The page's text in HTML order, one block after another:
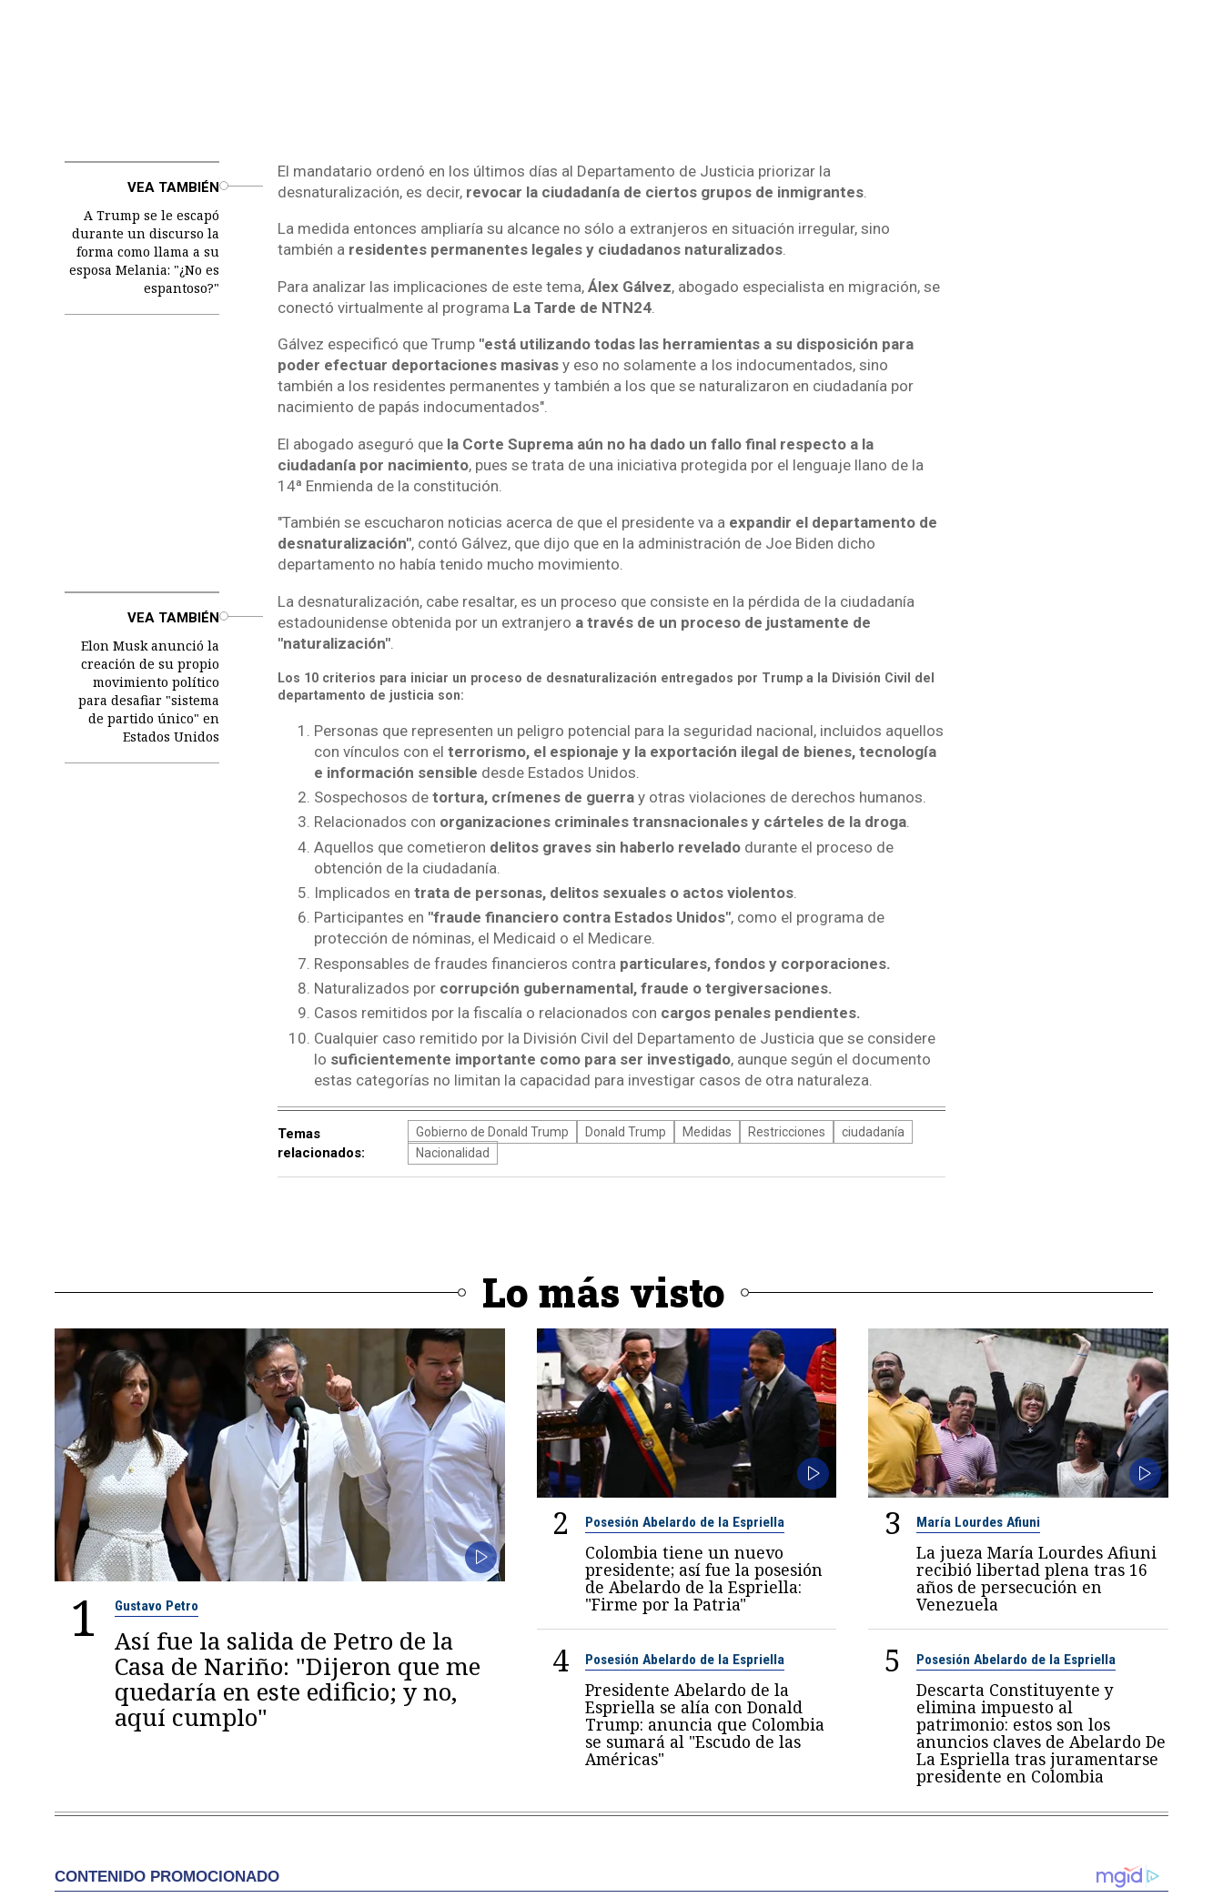
VEA TAMBIÉN
A Trump se le escapó
durante un discurso la
forma como llama a su
esposa Melania: "¿No es
espantoso?"
El mandatario ordenó en los últimos días al Departamento de Justicia priorizar la
desnaturalización, es decir, revocar la ciudadanía de ciertos grupos de inmigrantes.
La medida entonces ampliaría su alcance no sólo a extranjeros en situación irregular, sino
también a residentes permanentes legales y ciudadanos naturalizados.
Para analizar las implicaciones de este tema, Álex Gálvez, abogado especialista en migración, se
conectó virtualmente al programa La Tarde de NTN24.
Gálvez especificó que Trump "está utilizando todas las herramientas a su disposición para
poder efectuar deportaciones masivasy eso no solamente a los indocumentados, sino
también a los residentes permanentes y también a los que se naturalizaron en ciudadanía por
nacimiento de papás indocumentados".
El abogado aseguró que la Corte Suprema aún no ha dado un fallo final respecto a la
ciudadanía por nacimiento, pues se trata de una iniciativa protegida por el lenguaje llano de la
14ª Enmienda de la constitución.
"También se escucharon noticias acerca de que el presidente va a expandir el departamento de
desnaturalización", contó Gálvez, que dijo que en la administración de Joe Biden dicho
departamento no había tenido mucho movimiento.
VEA TAMBIÉN
Elon Musk anunció la
creación de su propio
movimiento político
para desafiar "sistema
de partido único" en
Estados Unidos
La desnaturalización, cabe resaltar, es un proceso que consiste en la pérdida de la ciudadanía
estadounidense obtenida por un extranjero a través de un proceso de justamente de
"naturalización".
Los 10 criterios para iniciar un proceso de desnaturalización entregados por Trump a la División Civil del
departamento de justicia son:
Personas que representen un peligro potencial para la seguridad nacional, incluidos aquellos
con vínculos con el terrorismo, el espionaje y la exportación ilegal de bienes, tecnología
e información sensible desde Estados Unidos.
Sospechosos de tortura, crímenes de guerray otras violaciones de derechos humanos.
Relacionados con organizaciones criminales transnacionales y cárteles de la droga.
Aquellos que cometieron delitos graves sin haberlo reveladodurante el proceso de
obtención de la ciudadanía.
Implicados en trata de personas, delitos sexuales o actos violentos.
Participantes en "fraude financiero contra Estados Unidos", como el programa de
protección de nóminas, el Medicaid o el Medicare.
Responsables de fraudes financieros contra particulares, fondos y corporaciones.
Naturalizados por corrupción gubernamental, fraude o tergiversaciones.
Casos remitidos por la fiscalía o relacionados con cargos penales pendientes.
Cualquier caso remitido por la División Civil del Departamento de Justicia que se considere
lo suficientemente importante como para ser investigado, aunque según el documento
estas categorías no limitan la capacidad para investigar casos de otra naturaleza.
Temas
relacionados:
Gobierno de Donald Trump Donald Trump Medidas Restricciones
ciudadanía
Nacionalidad
Lo más visto
1 Gustavo Petro
Así fue la salida de Petro de la
Casa de Nariño: "Dijeron que me
quedaría en este edificio; y no,
aquí cumplo"
2 Posesión Abelardo de la Espriella
Colombia tiene un nuevo
presidente; así fue la posesión
de Abelardo de la Espriella:
"Firme por la Patria"
3 María Lourdes Afiuni
La jueza María Lourdes Afiuni
recibió libertad plena tras 16
años de persecución en
Venezuela
4 Posesión Abelardo de la Espriella
Presidente Abelardo de la
Espriella se alía con Donald
Trump: anuncia que Colombia
se sumará al "Escudo de las
Américas"
5 Posesión Abelardo de la Espriella
Descarta Constituyente y
elimina impuesto al
patrimonio: estos son los
anuncios claves de Abelardo De
La Espriella tras juramentarse
presidente en Colombia